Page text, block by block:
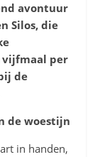
avontuur
Silos, die
vijfmaal per
de
de woestijn
in handen,